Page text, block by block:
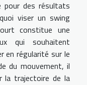
des résultats
viser un swing
constitue une
qui souhaitent
en régularité sur le
du mouvement, il
la trajectoire de la